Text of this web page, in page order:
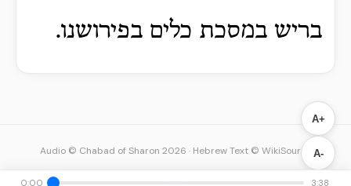
בריש במסכת כלים בפירושנו.
A+
A-
0:00 3:38
Audio © Chabad of Sharon 2026 · Hebrew Text © WikiSource